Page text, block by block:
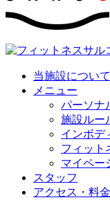
当施設について
メニュー
パーソナ
施設ルー
インボデ
フィット
マイペー
スタッフ
アクセス・料金